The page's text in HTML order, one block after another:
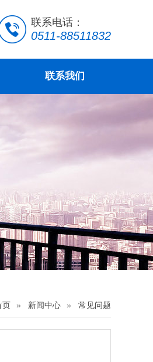
联系电话：
0511-88511832
联系我们
页 新闻中心 常见问题